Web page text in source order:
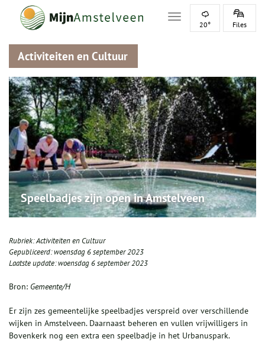
Toggle navigation
20° Files
Activiteiten en Cultuur
Speelbadjes zijn open in Amstelveen
Rubriek:Activiteiten en Cultuur
Gepubliceerd:woensdag 6 september 2023
Laatste update:woensdag 6 september 2023
Bron: Gemeente/H
Er zijn zes gemeentelijke speelbadjes verspreid over verschillende
wijken in Amstelveen. Daarnaast beheren en vullen vrijwilligers in
Bovenkerk nog een extra een speelbadje in het Urbanuspark.